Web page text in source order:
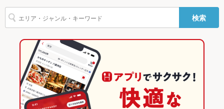
設備
Wi-Fi あり
バリアフリ
なし ：移動が困難な際など、お気軽にお声掛けください
駐車場 なし ：近隣のコインパーキングをご利用ください
TV・プロジ
ェクタ
あり
水戸駅 × イタリアン・フレンチ
水戸駅 × イタリアン
茨城
茨城 × イタリアン・フレンチ
茨城 × イタリアン
水戸駅
カルボナーラ ペペロンチーノ ボロネーゼ
茨城のグルメランキング
茨城のイタリアン・フレンチランキング
茨城のイタリアンランキング
水戸のグルメランキング
水戸のイタリアン・フレンチランキング
検索